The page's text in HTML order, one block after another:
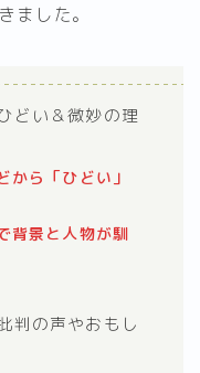
ました。
どい＆微妙の理
から「ひどい」
背景と人物が馴
判の声やおもし